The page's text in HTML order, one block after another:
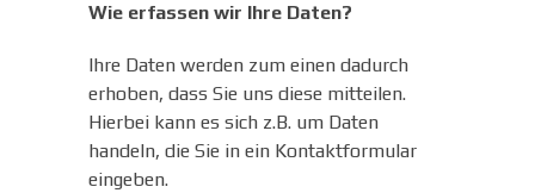
Wie erfassen wir Ihre Daten?
Ihre Daten werden zum einen dadurch
erhoben, dass Sie uns diese mitteilen.
Hierbei kann es sich z.B. um Daten
handeln, die Sie in ein Kontaktformular
eingeben.